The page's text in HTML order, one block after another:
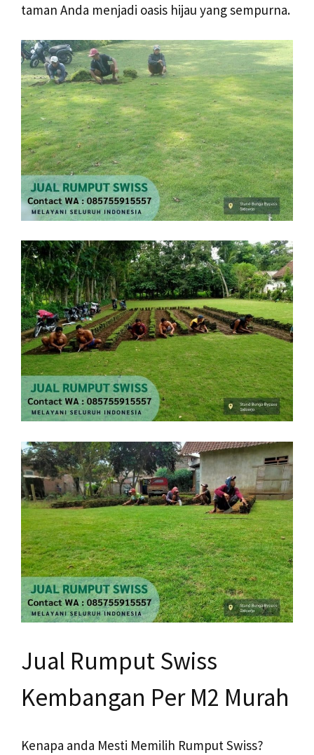
taman Anda menjadi oasis hijau yang sempurna.
Jual Rumput Swiss
Kembangan Per M2 Murah
Kenapa anda Mesti Memilih Rumput Swiss?